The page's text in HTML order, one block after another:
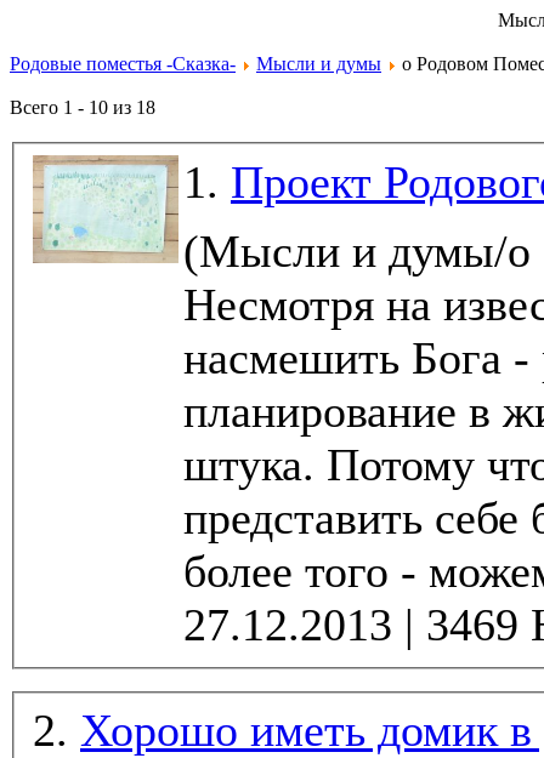
Родовые поместья -Сказка- Мысли и думы о Родовом
Всего 1 - 10 из 18
1. Проект
(Мысли и думы/о
Несмотря на
насмешить Бога -
планирование в
штука. Потому
представить
более того -
2. Хорошо иметь домик в